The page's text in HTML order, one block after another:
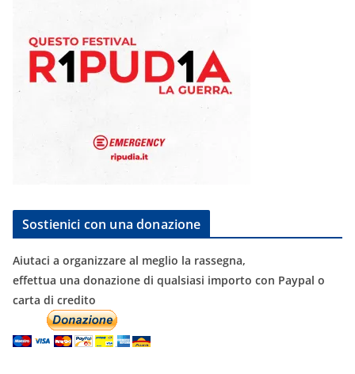
Sostienici con una donazione
Aiutaci a organizzare al meglio la rassegna,
effettua una donazione di qualsiasi importo con Paypal o
carta di credito